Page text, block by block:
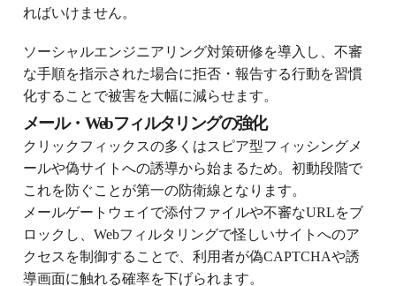
ればいけません。
ソーシャルエンジニアリング対策研修を導入し、不審
な手順を指示された場合に拒否・報告する行動を習慣
化することで被害を大幅に減らせます。
メール・Webフィルタリングの強化
クリックフィックスの多くはスピア型フィッシングメ
ールや偽サイトへの誘導から始まるため。初動段階で
これを防ぐことが第一の防衛線となります。
メールゲートウェイで添付ファイルや不審なURLをブ
ロックし、Webフィルタリングで怪しいサイトへのア
クセスを制御することで、利用者が偽CAPTCHAや誘
導画面に触れる確率を下げられます。